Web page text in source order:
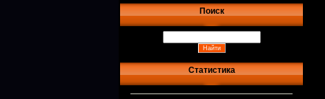
Поиск
Статистика